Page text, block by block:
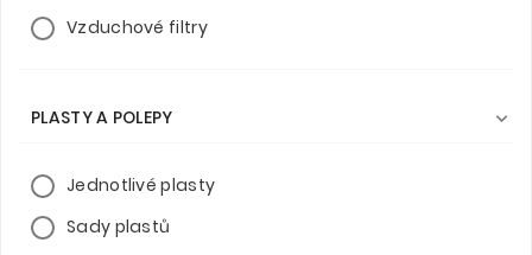
Vzduchové filtry
PLASTY A POLEPY 
Jednotlivé plasty
Sady plastů